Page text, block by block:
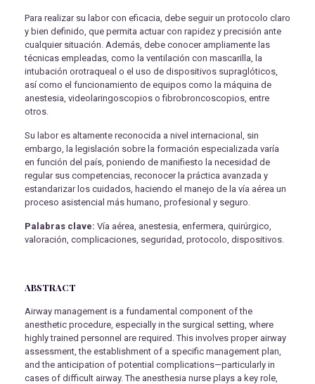
Para realizar su labor con eficacia, debe seguir un protocolo claro
y bien definido, que permita actuar con rapidez y precisión ante
cualquier situación. Además, debe conocer ampliamente las
técnicas empleadas, como la ventilación con mascarilla, la
intubación orotraqueal o el uso de dispositivos supraglóticos,
así como el funcionamiento de equipos como la máquina de
anestesia, videolaringoscopios o fibrobroncoscopios, entre
otros.
Su labor es altamente reconocida a nivel internacional, sin
embargo, la legislación sobre la formación especializada varía
en función del país, poniendo de manifiesto la necesidad de
regular sus competencias, reconocer la práctica avanzada y
estandarizar los cuidados, haciendo el manejo de la vía aérea un
proceso asistencial más humano, profesional y seguro.
Palabras clave: Vía aérea, anestesia, enfermera, quirúrgico,
valoración, complicaciones, seguridad, protocolo, dispositivos.
ABSTRACT
Airway management is a fundamental component of the
anesthetic procedure, especially in the surgical setting, where
highly trained personnel are required. This involves proper airway
assessment, the establishment of a specific management plan,
and the anticipation of potential complications—particularly in
cases of difficult airway. The anesthesia nurse plays a key role,